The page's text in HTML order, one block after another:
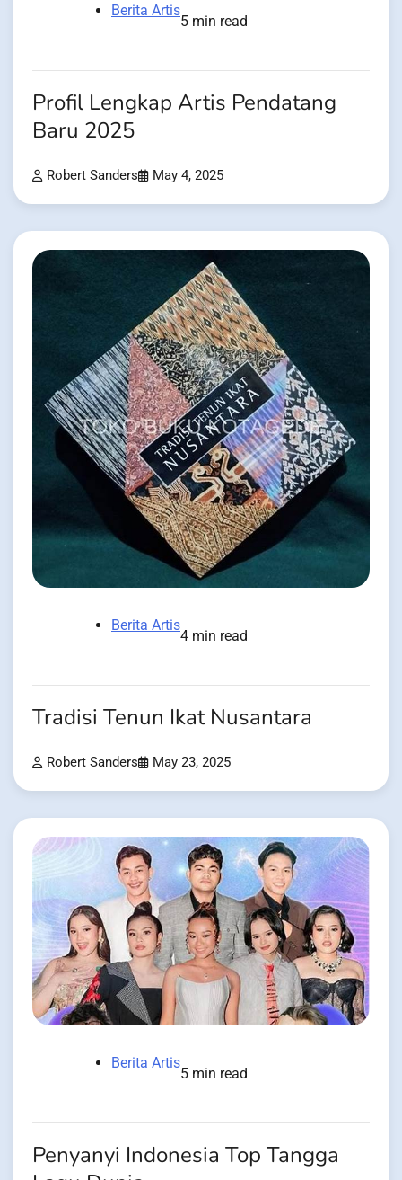
Berita Artis
5 min read
Profil Lengkap Artis Pendatang
Baru 2025
Robert Sanders May 4, 2025
Berita Artis
4 min read
Tradisi Tenun Ikat Nusantara
Robert Sanders May 23, 2025
Berita Artis
5 min read
Penyanyi Indonesia Top Tangga